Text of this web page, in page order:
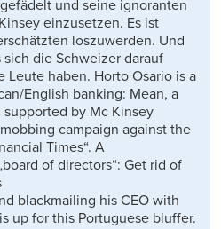
und seine ignoranten
einzusetzen. Es ist
loszuwerden. Und
die Schweizer darauf
Leute haben. Horto Osario is a
English banking: Mean, a
by Mc Kinsey
campaign against the
Times“. A
of directors“: Get rid of
blackmailing his CEO with
up for this Portuguese bluffer.